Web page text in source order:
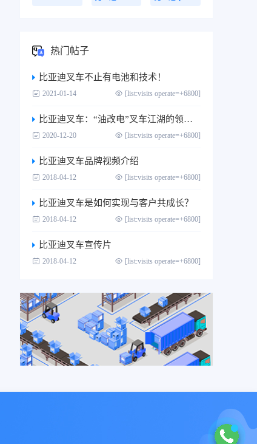
热门帖子
比亚迪叉车不止有电池和技术！
2021-01-14 [list:visits operate=+6800]
比亚迪叉车：“油改电”叉车江湖的领跑者
2020-12-20 [list:visits operate=+6800]
比亚迪叉车品牌视频介绍
2018-04-12 [list:visits operate=+6800]
比亚迪叉车是如何实现与客户共成长？
2018-04-12 [list:visits operate=+6800]
比亚迪叉车宣传片
2018-04-12 [list:visits operate=+6800]